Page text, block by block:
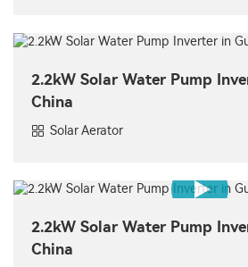
2.2kW Solar Water Pump
China
Solar Aerator
2.2kW Solar Water Pump
China